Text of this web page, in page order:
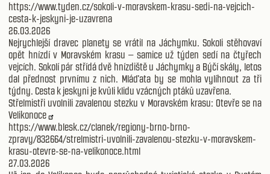
https://www.tyden.cz/sokoli-v-moravskem-krasu-sedi-na-vejcich-
cesta-k-jeskyni-je-uzavrena
26.03.2026
Nejrychlejší dravec planety se vrátil na Jáchymku. Sokoli stěhovaví
opět hnízdí v Moravském krasu – samice už týden sedí na čtyřech
vejcích. Sokolí pár střídá dvě hnízdiště u Jáchymky a Býčí skály, letos
dal přednost prvnímu z nich. Mláďata by se mohla vylíhnout za tři
týdny. Cesta k jeskyni je kvůli klidu vzácných ptáků uzavřena.
Střelmistři uvolnili zavalenou stezku v Moravském krasu: Otevře se na
Velikonoce
https://www.blesk.cz/clanek/regiony-brno-brno-
zpravy/832664/strelmistri-uvolnili-zavalenou-stezku-v-moravskem-
krasu-otevre-se-na-velikonoce.html
27.03.2026